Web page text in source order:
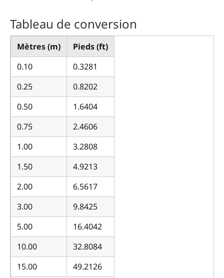
Tableau de conversion
Mètres (m)
Pieds (ft)
0.10
0.3281
0.25
0.8202
0.50
1.6404
0.75
2.4606
1.00
3.2808
1.50
4.9213
2.00
6.5617
3.00
9.8425
5.00
16.4042
10.00
32.8084
15.00
49.2126